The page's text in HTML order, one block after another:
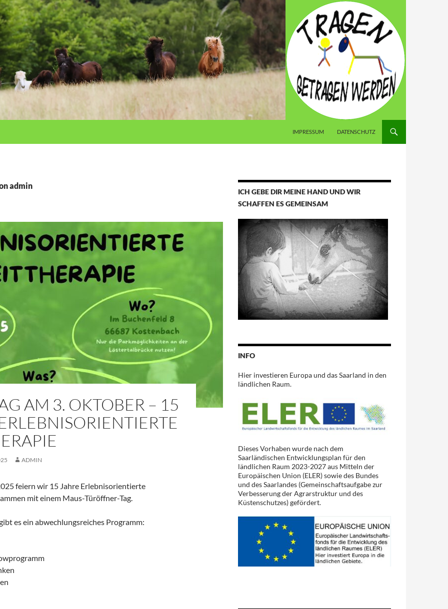
IMPRESSUM DATENSCHUTZ
admin
AM 3. OKTOBER – 15
ADMIN
feiern wir 15 Jahre Erlebnisorientierte
mit einem Maus-Türöffner-Tag.
es ein abwechlungsreiches Programm:
ICH GEBE DIR MEINE HAND UND WIR
SCHAFFEN ES GEMEINSAM
INFO
Hier investieren Europa und das Saarland in den
ländlichen Raum.
Dieses Vorhaben wurde nach dem
Saarländischen Entwicklungsplan für den
ländlichen Raum 2023-2027 aus Mitteln der
Europäischen Union (ELER) sowie des Bundes
und des Saarlandes (Gemeinschaftsaufgabe zur
Verbesserung der Agrarstruktur und des
Küstenschutzes) gefördert.